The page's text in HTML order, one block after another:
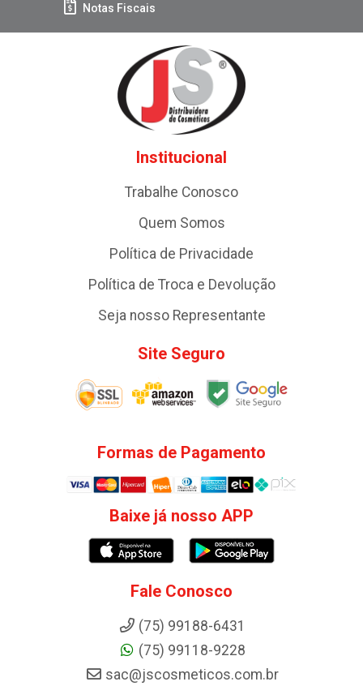
Notas Fiscais
Institucional
Trabalhe Conosco
Quem Somos
Política de Privacidade
Política de Troca e Devolução
Seja nosso Representante
Site Seguro
Formas de Pagamento
Baixe já nosso APP
Fale Conosco
(75) 99188-6431
(75) 99118-9228
sac@jscosmeticos.com.br